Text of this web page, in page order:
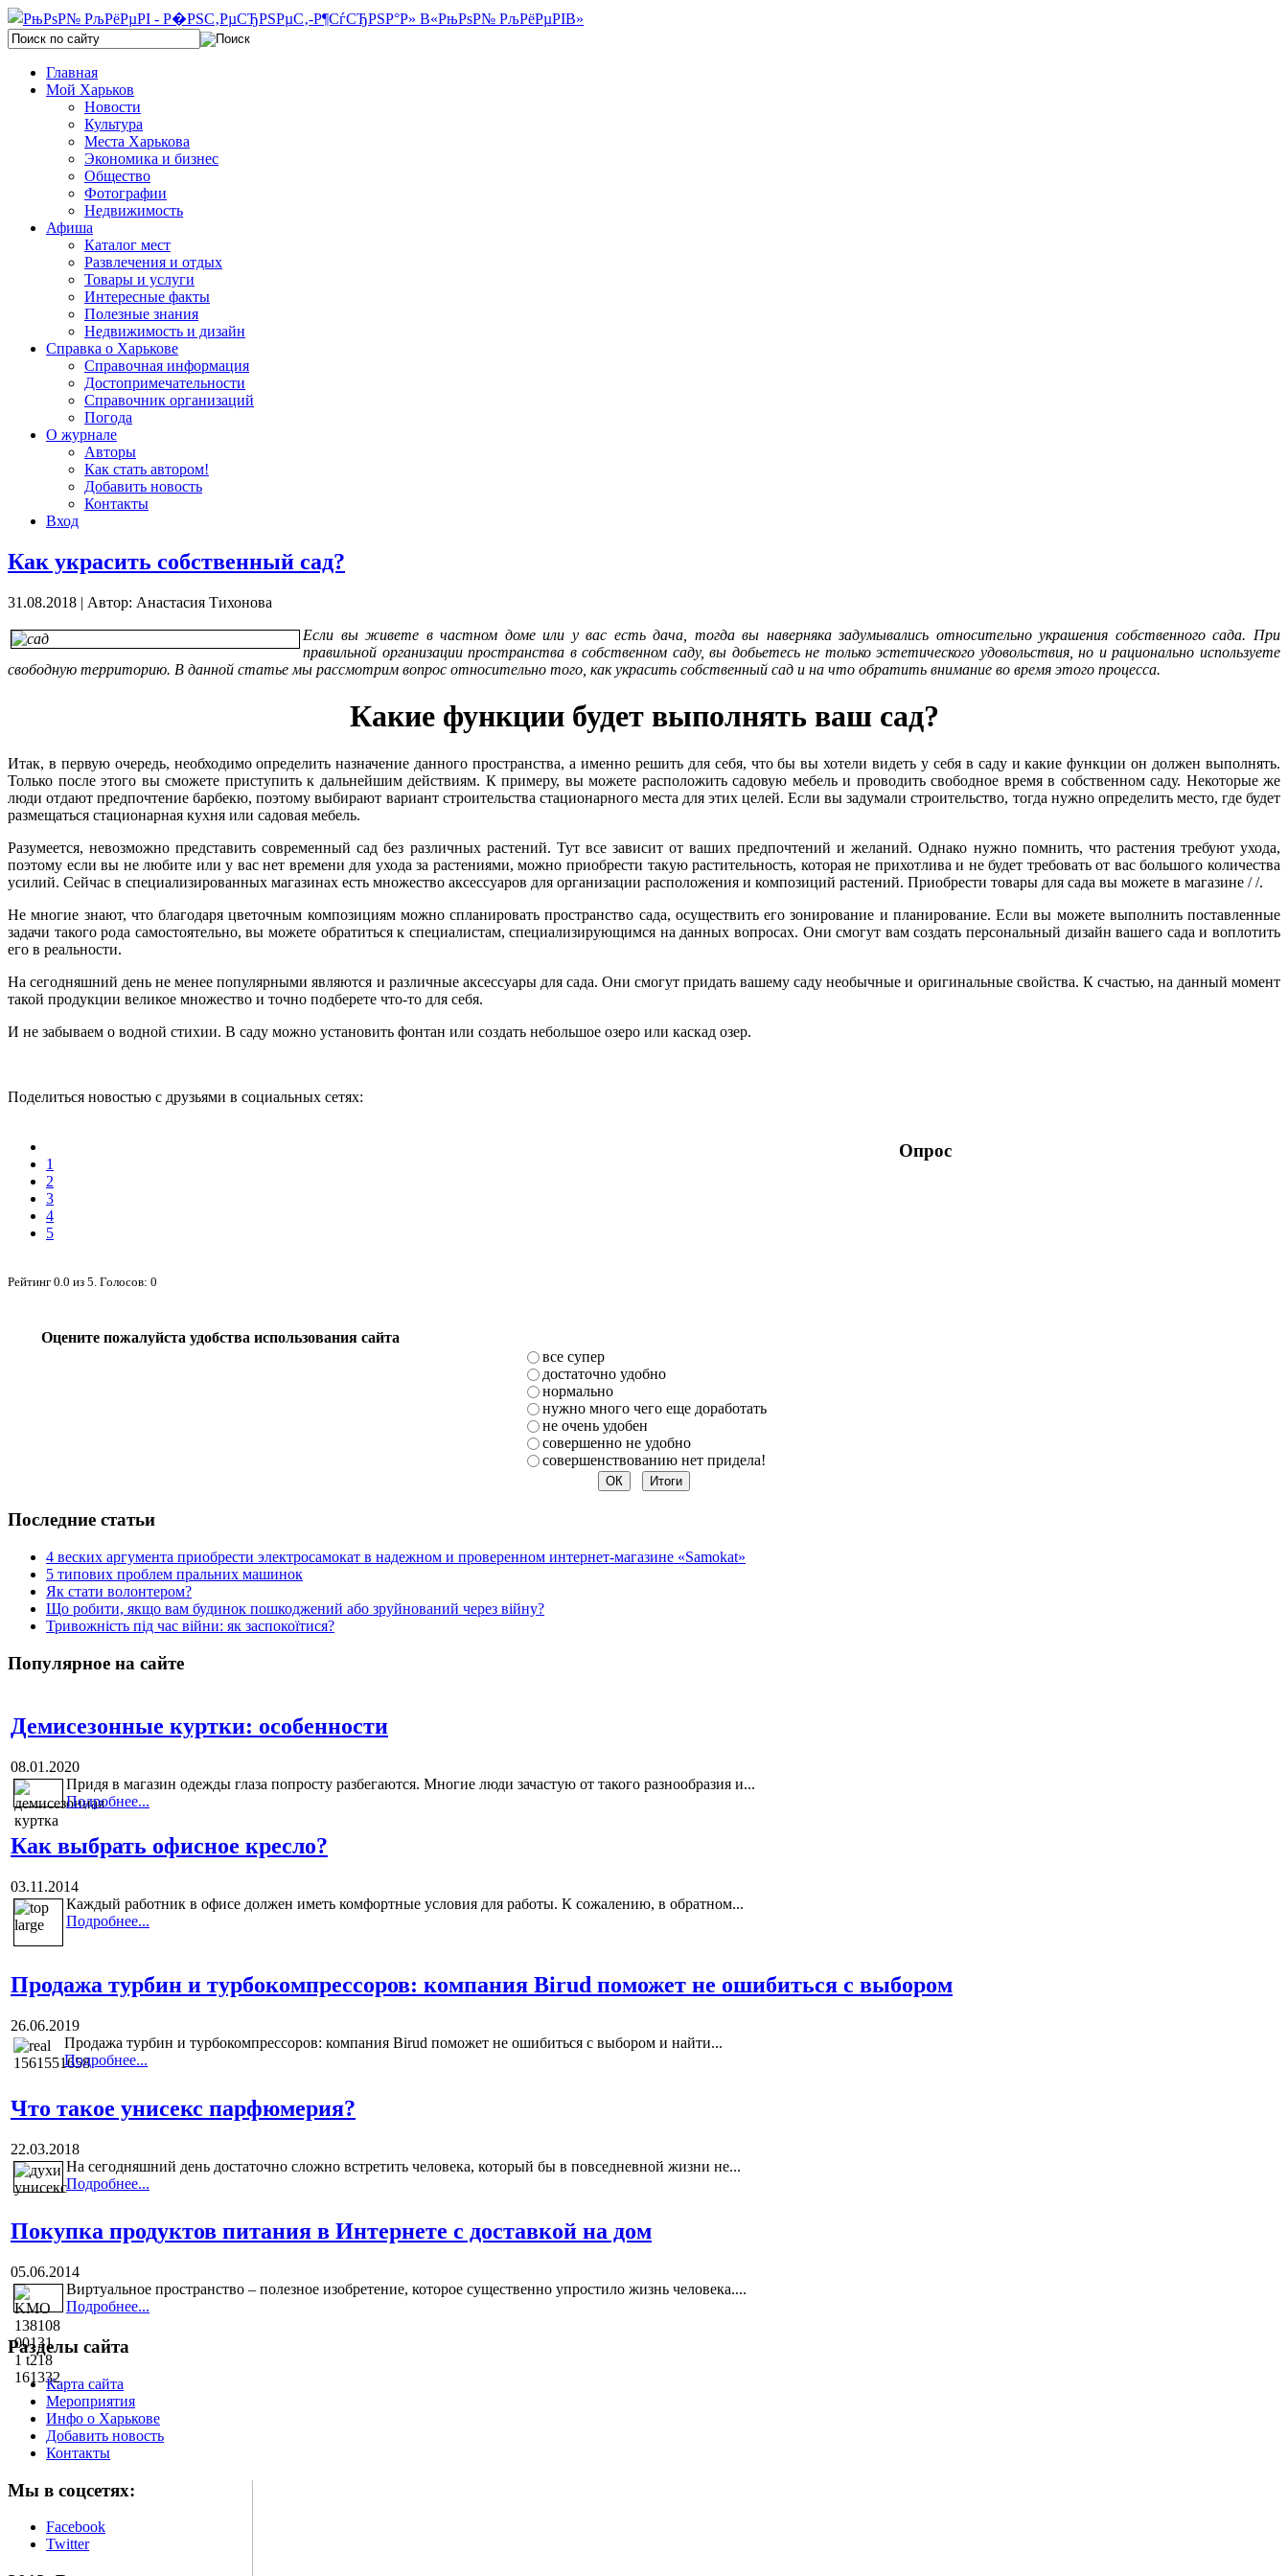
Главная
Мой Харьков
Новости
Культура
Места Харькова
Экономика и бизнес
Общество
Фотографии
Недвижимость
Афиша
Каталог мест
Развлечения и отдых
Товары и услуги
Интересные факты
Полезные знания
Недвижимость и дизайн
Справка о Харькове
Справочная информация
Достопримечательности
Справочник организаций
Погода
О журнале
Авторы
Как стать автором!
Добавить новость
Контакты
Вход
Как украсить собственный сад?
31.08.2018 | Автор: Анастасия Тихонова
Если вы живете в частном доме или у вас есть дача, тогда вы наверняка задумывались относительно украшения собственного сада. При
правильной организации пространства в собственном саду, вы добьетесь не только эстетического удовольствия, но и рационально используете
свободную территорию. В данной статье мы рассмотрим вопрос относительно того, как украсить собственный сад и на что обратить внимание во время этого процесса.
Какие функции будет выполнять ваш сад?
Итак, в первую очередь, необходимо определить назначение данного пространства, а именно решить для себя, что бы вы хотели видеть у себя в саду и какие функции он должен выполнять.
Только после этого вы сможете приступить к дальнейшим действиям. К примеру, вы можете расположить садовую мебель и проводить свободное время в собственном саду. Некоторые же
люди отдают предпочтение барбекю, поэтому выбирают вариант строительства стационарного места для этих целей. Если вы задумали строительство, тогда нужно определить место, где будет
размещаться стационарная кухня или садовая мебель.
Разумеется, невозможно представить современный сад без различных растений. Тут все зависит от ваших предпочтений и желаний. Однако нужно помнить, что растения требуют ухода,
поэтому если вы не любите или у вас нет времени для ухода за растениями, можно приобрести такую растительность, которая не прихотлива и не будет требовать от вас большого количества
усилий. Сейчас в специализированных магазинах есть множество аксессуаров для организации расположения и композиций растений. Приобрести товары для сада вы можете в магазине / /.
Не многие знают, что благодаря цветочным композициям можно спланировать пространство сада, осуществить его зонирование и планирование. Если вы можете выполнить поставленные
задачи такого рода самостоятельно, вы можете обратиться к специалистам, специализирующимся на данных вопросах. Они смогут вам создать персональный дизайн вашего сада и воплотить
его в реальности.
На сегодняшний день не менее популярными являются и различные аксессуары для сада. Они смогут придать вашему саду необычные и оригинальные свойства. К счастью, на данный момент
такой продукции великое множество и точно подберете что-то для себя.
И не забываем о водной стихии. В саду можно установить фонтан или создать небольшое озеро или каскад озер.
Поделиться новостью с друзьями в социальных сетях:
1
2
3
4
5
Рейтинг 0.0 из 5 . Голосов: 0
Опрос
Оцените пожалуйста удобства использования сайта
все супер
достаточно удобно
нормально
нужно много чего еще доработать
не очень удобен
совершенно не удобно
совершенствованию нет придела!
Последние статьи
4 веских аргумента приобрести электросамокат в надежном и проверенном интернет-магазине «Samokat»
5 типових проблем пральних машинок
Як стати волонтером?
Що робити, якщо вам будинок пошкоджений або зруйнований через війну?
Тривожність під час війни: як заспокоїтися?
Популярное на сайте
Демисезонные куртки: особенности
08.01.2020
Придя в магазин одежды глаза попросту разбегаются. Многие люди зачастую от такого разнообразия и...
Подробнее...
Как выбрать офисное кресло?
03.11.2014
Каждый работник в офисе должен иметь комфортные условия для работы. К сожалению, в обратном...
Подробнее...
Продажа турбин и турбокомпрессоров: компания Birud поможет не ошибиться с выбором
26.06.2019
Продажа турбин и турбокомпрессоров: компания Birud поможет не ошибиться с выбором и найти...
Подробнее...
Что такое унисекс парфюмерия?
22.03.2018
На сегодняшний день достаточно сложно встретить человека, который бы в повседневной жизни не...
Подробнее...
Покупка продуктов питания в Интернете с доставкой на дом
05.06.2014
Виртуальное пространство – полезное изобретение, которое существенно упростило жизнь человека....
Подробнее...
Разделы сайта
Карта сайта
Мероприятия
Инфо о Харькове
Добавить новость
Контакты
Мы в соцсетях:
Facebook
Twitter